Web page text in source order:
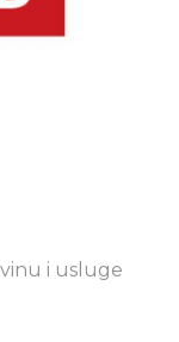
i usluge